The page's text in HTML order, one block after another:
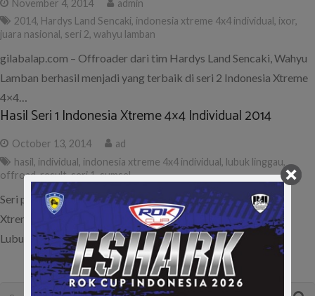
November 4, 2014
admin
2014, Hardys Land Sencaki, indonesia xtreme 4x4 individual, ixor,
juara nasional, seri 2, wahyu lamban
gilabalap.com – Offroader dari tim Hardys Land Sencaki, Wahyu
Lamban berhasil menjadi yang terbaik di seri 2 Indonesia Xtreme
4×4…
Hasil Seri 1 Indonesia Xtreme 4×4 Individual 2014
October 13, 2014
ad
hasil, individual, indonesia xtreme 4x4 individual, lubuk linggau,
offroad,result,seri 1,sumsel
Seri perdana kejuaraan offroad Individual bertajuk Indonesia
Xtreme 4×4 Individual 2014 telah digelar di Sirkuit Offroad
Lubuklinggau, Sumatera Selatan, Minggu…